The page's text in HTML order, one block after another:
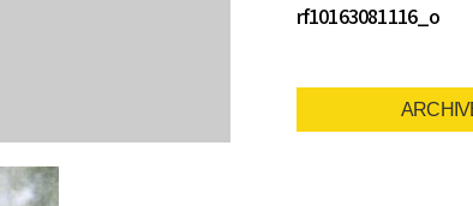
rf10163081116_o